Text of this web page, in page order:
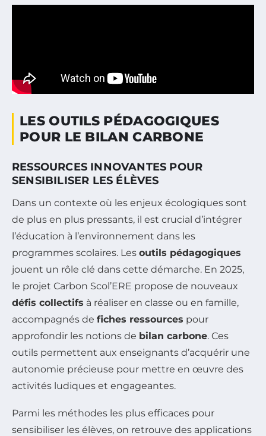
LES OUTILS PÉDAGOGIQUES
POUR LE BILAN CARBONE
RESSOURCES INNOVANTES POUR
SENSIBILISER LES ÉLÈVES
Dans un contexte où les enjeux écologiques sont
de plus en plus pressants, il est crucial d’intégrer
l’éducation à l’environnement dans les
programmes scolaires. Les outils pédagogiques
jouent un rôle clé dans cette démarche. En 2025,
le projet Carbon Scol’ERE propose de nouveaux
défis collectifs à réaliser en classe ou en famille,
accompagnés de fiches ressources pour
approfondir les notions de bilan carbone. Ces
outils permettent aux enseignants d’acquérir une
autonomie précieuse pour mettre en œuvre des
activités ludiques et engageantes.
Parmi les méthodes les plus efficaces pour
sensibiliser les élèves, on retrouve des applications